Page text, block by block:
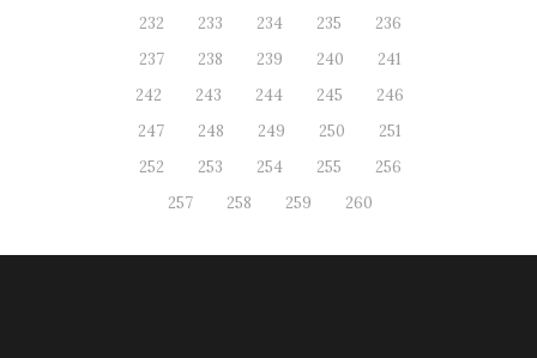
232
233 234 235
236
237
238 239 240
241
242
243 244 245
246
247
248 249 250
251
252
253 254 255
256
257
258 259 260